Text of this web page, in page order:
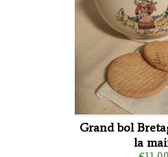
Grand bol
la